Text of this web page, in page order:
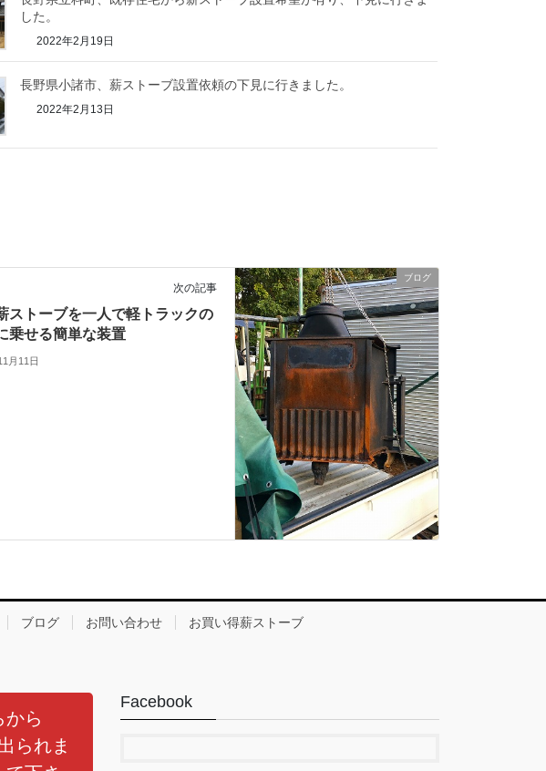
した。
2022年2月19日
長野県小諸市、薪ストーブ設置依頼の下見に行きました。
2022年2月13日
ブログ
次の記事
ストーブを一人で軽トラックの
乗せる簡単な装置
月11日
ブログ お問い合わせ
お買い得薪ストーブ
から
られま
Facebook